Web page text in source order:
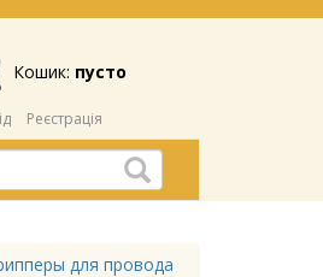
Кошик: пусто
Реєстрація
для провода